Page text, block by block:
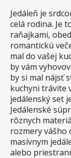
Jedáleň je
celá rodina. Je
raňajkami,
romantickú
mal do vašej
by vám
by si mal nájsť
kuchyni trávite
jedálenský set
Jedálenské
rôznych
rozmery vášho
masívnym
alebo